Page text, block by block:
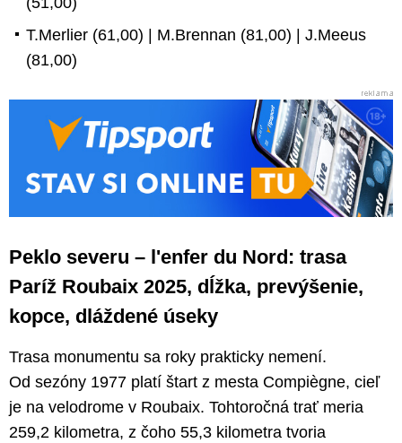
T.Merlier (61,00) | M.Brennan (81,00) | J.Meeus
(81,00)
Peklo severu – l'enfer du Nord: trasa
Paríž Roubaix 2025, dĺžka, prevýšenie,
kopce, dláždené úseky
Trasa monumentu sa roky prakticky nemení.
Od sezóny 1977 platí štart z mesta Compiègne, cieľ
je na velodrome v Roubaix. Tohtoročná trať meria
259,2 kilometra, z čoho 55,3 kilometra tvoria